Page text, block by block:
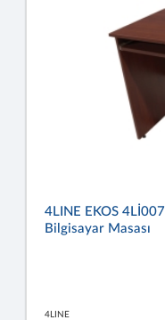
4LINE EKOS
Bilgisayar Masası
4LINE